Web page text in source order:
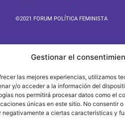
Gestionar el
las mejores experiencias, utilizamos
y/o acceder a la información del
nos permitirá procesar datos como el
únicas en este sitio. No consentir
negativamente a ciertas características y
©2021 FORUM POLÍTICA FEMINISTA